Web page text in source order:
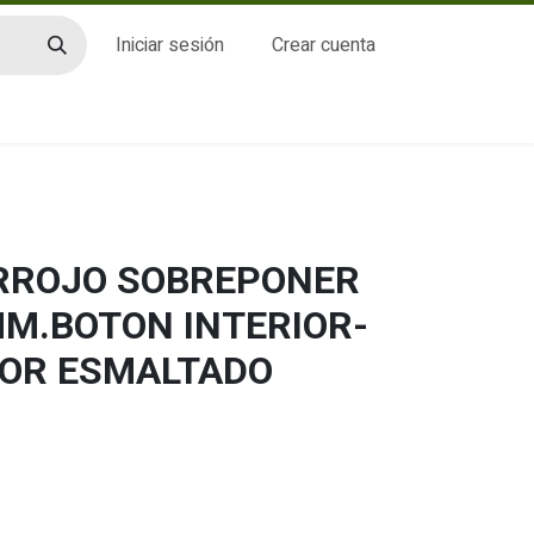
Iniciar sesión Crear cuenta
SOBREPONER
INTERIOR-
ESMALTADO